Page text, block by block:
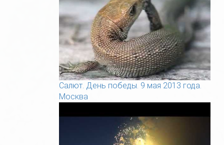
Салют. День победы. 9 мая 2013 года.
Москва